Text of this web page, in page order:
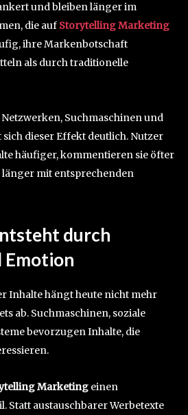
und bleiben länger im
die auf Storytelling Marketing
ihre Markenbotschaft
als durch traditionelle
Suchmaschinen und
dieser Effekt deutlich. Nutzer
häufiger, kommentieren sie öfter
mit entsprechenden
durch
Emotion
Inhalte hängt heute nicht mehr
ab. Suchmaschinen, soziale
bevorzugen Inhalte, die
Marketing einen
Statt austauschbarer Werbetexte